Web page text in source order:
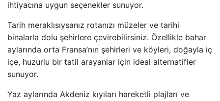
ihtiyacına uygun seçenekler sunuyor.
Tarih meraklısıysanız rotanızı müzeler ve tarihi
binalarla dolu şehirlere çevirebilirsiniz. Özellikle bahar
aylarında orta Fransa’nın şehirleri ve köyleri, doğayla iç
içe, huzurlu bir tatil arayanlar için ideal alternatifler
sunuyor.
Yaz aylarında Akdeniz kıyıları hareketli plajları ve